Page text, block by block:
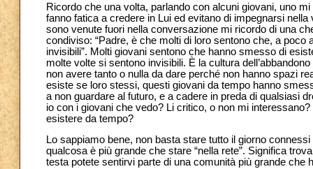
Ricordo che una volta, parlando con alcuni giovani, uno
fanno fatica a credere in Lui ed evitano di impegnarsi
sono venute fuori nella conversazione mi ricordo di una
condiviso: “Padre, è che molti di loro sentono che, a
invisibili”. Molti giovani sentono che hanno smesso di
molte volte si sentono invisibili. È la cultura
non avere tanto o nulla da dare perché non hanno spazi
esiste se loro stessi, questi giovani da tempo hanno
a non guardare al futuro, e a cadere in preda di qualsiasi
io con i giovani che vedo? Li critico, o non mi
esistere da tempo?
Lo sappiamo bene, non basta stare tutto il giorno
qualcosa è più grande che stare “nella rete”. Significa
testa potete sentirvi parte di una comunità più grande